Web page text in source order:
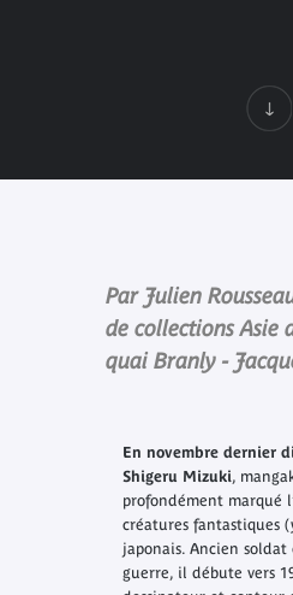
Par Julien
de collections Asie
quai Branly -
En novembre dernier
Shigeru Mizuki,
profondément marqué
créatures fantastiques
japonais. Ancien soldat
guerre, il débute vers